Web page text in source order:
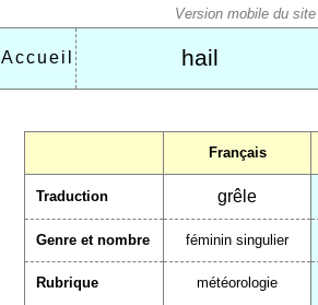
Accueil hail
Français
Traduction grêle
Genre et nombre féminin singulier
Rubrique météorologie